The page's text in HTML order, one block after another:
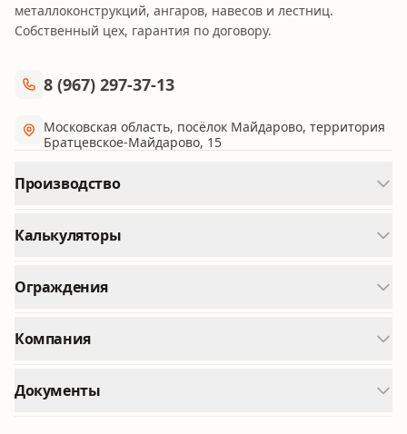
металлоконструкций, ангаров, навесов и лестниц.
Собственный цех, гарантия по договору.
8 (967) 297-37-13
Московская область, посёлок Майдарово, территория
Братцевское-Майдарово, 15
Производство
Металлические ангары
Эстакады
Калькуляторы
Трубный калькулятор
Приведенная толщина
Ограждения
Лестницы на заказ
Ворота
Компания
О производстве
Документы